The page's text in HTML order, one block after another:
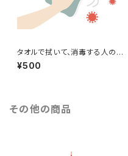
タオルで拭いて、消毒する人のイ
ラスト
¥500
その他の商品